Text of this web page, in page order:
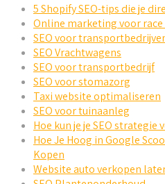
5 Shopify SEO-tips die je
Online marketing voor
SEO voor
SEO Vrachtwagens
SEO voor transportbedrijf
SEO voor stomazorg
Taxi website optimaliseren
SEO voor tuinaanleg
Hoe kun je je SEO strategie
Hoe Je Hoog in Google
Kopen
Website auto verkopen